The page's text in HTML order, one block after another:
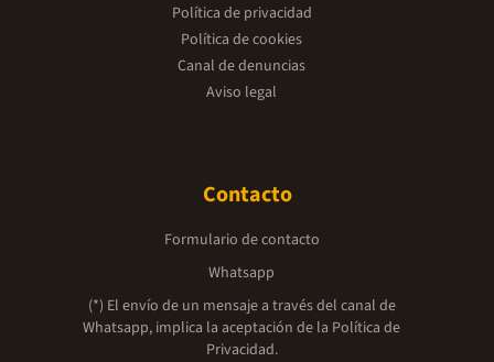
Política de privacidad
Política de cookies
Canal de denuncias
Aviso legal
Contacto
Formulario de contacto
Whatsapp
(*) El envío de un mensaje a través del canal de
Whatsapp, implica la aceptación de la Política de
Privacidad.